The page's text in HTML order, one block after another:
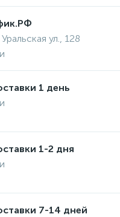
ул., 128
1 день
1-2 дня
7-14 дней